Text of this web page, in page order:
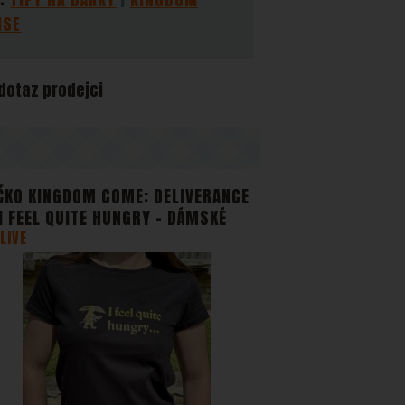
prodejci
KINGDOM COME: DELIVERANCE
QUITE HUNGRY - DÁMSKÉ